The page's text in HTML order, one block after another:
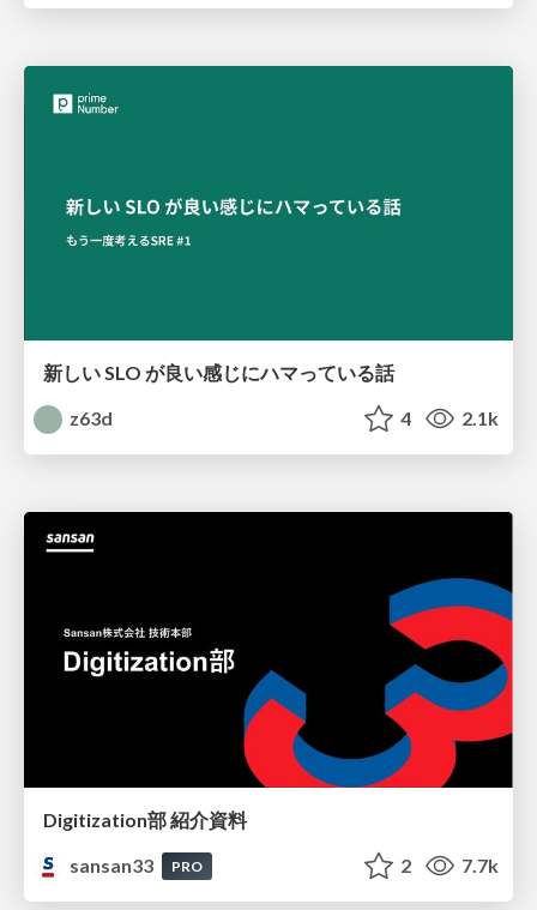
新しい SLO が良い感じにハマっている話
z63d
4 2.1k
Digitization部 紹介資料
sansan33
PRO 2 7.7k